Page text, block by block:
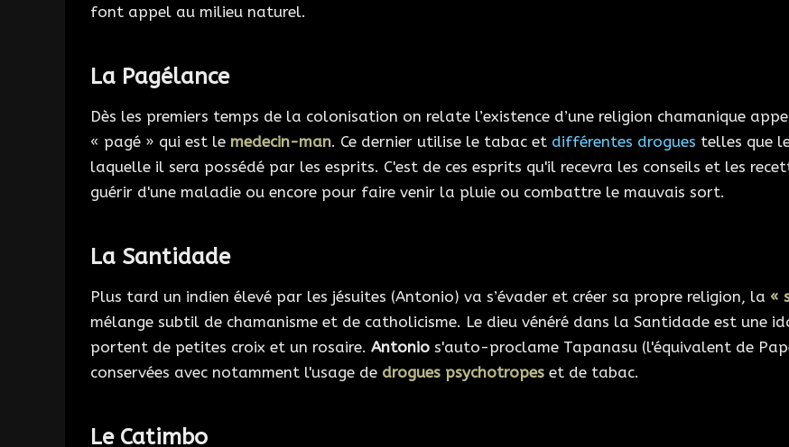
font appel au milieu naturel.
La Pagélance
Dès les premiers temps de la colonisation on relate l’existence d’une religion chamanique
« pagé » qui est le medecin-man. Ce dernier utilise le tabac et différentes drogues telles que
laquelle il sera possédé par les esprits. C'est de ces esprits qu'il recevra les conseils et les
guérir d'une maladie ou encore pour faire venir la pluie ou combattre le mauvais sort.
La Santidade
Plus tard un indien élevé par les jésuites (Antonio) va s’évader et créer sa propre religion, la «
mélange subtil de chamanisme et de catholicisme. Le dieu vénéré dans la Santidade est une
portent de petites croix et un rosaire. Antonio s'auto-proclame Tapanasu (l'équivalent de
conservées avec notamment l'usage de drogues psychotropes et de tabac.
Le Catimbo